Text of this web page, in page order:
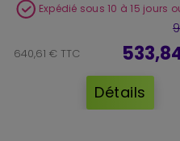
Expédié sous 10 à 15 jours
640,61 € TTC
Détails